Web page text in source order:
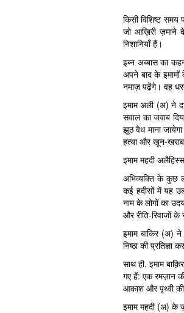
किसी विशिष्ट
जो आख़िरी ज़माने
निशानियाँ हैं।
इब्न अब्बास का
अपने बाद के
नमाज़ पढ़ेंगे। वह
इमाम अली (अ) ने
सवाल का जवाब
झूठ वैध माना
हत्या और खून-
इमाम महदी
अभिव्यक्ति के कुछ
कई हदीसों में यह
नाम के लोगों का
और रीति-रिवाजों
इमाम बाकिर (अ)
निष्ठा की
साथ ही, इमाम
गए हैं: एक रमज़ान
आकाश और पृथ्वी
इमाम महदी (अ) के